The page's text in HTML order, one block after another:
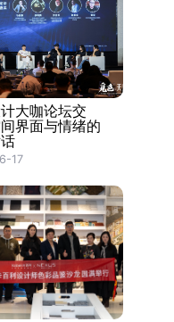
大咖论坛交
界面与情绪的
17